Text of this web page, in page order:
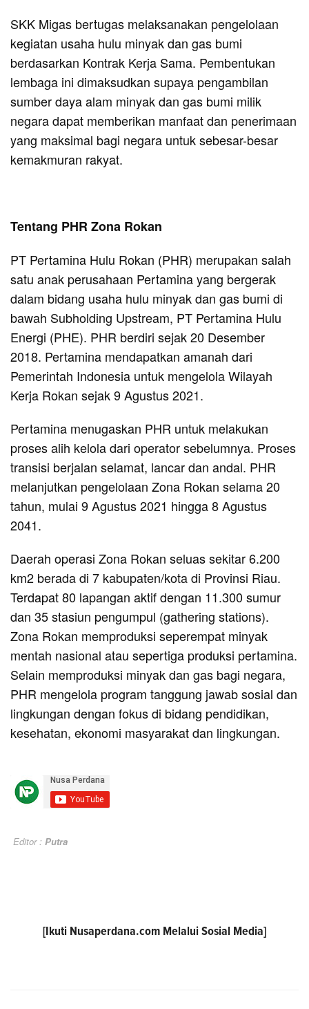
SKK Migas bertugas melaksanakan pengelolaan
kegiatan usaha hulu minyak dan gas bumi
berdasarkan Kontrak Kerja Sama. Pembentukan
lembaga ini dimaksudkan supaya pengambilan
sumber daya alam minyak dan gas bumi milik
negara dapat memberikan manfaat dan penerimaan
yang maksimal bagi negara untuk sebesar-besar
kemakmuran rakyat.
Tentang PHR Zona Rokan
PT Pertamina Hulu Rokan (PHR) merupakan salah
satu anak perusahaan Pertamina yang bergerak
dalam bidang usaha hulu minyak dan gas bumi di
bawah Subholding Upstream, PT Pertamina Hulu
Energi (PHE). PHR berdiri sejak 20 Desember
2018. Pertamina mendapatkan amanah dari
Pemerintah Indonesia untuk mengelola Wilayah
Kerja Rokan sejak 9 Agustus 2021.
Pertamina menugaskan PHR untuk melakukan
proses alih kelola dari operator sebelumnya. Proses
transisi berjalan selamat, lancar dan andal. PHR
melanjutkan pengelolaan Zona Rokan selama 20
tahun, mulai 9 Agustus 2021 hingga 8 Agustus
2041.
Daerah operasi Zona Rokan seluas sekitar 6.200
km2 berada di 7 kabupaten/kota di Provinsi Riau.
Terdapat 80 lapangan aktif dengan 11.300 sumur
dan 35 stasiun pengumpul (gathering stations).
Zona Rokan memproduksi seperempat minyak
mentah nasional atau sepertiga produksi pertamina.
Selain memproduksi minyak dan gas bagi negara,
PHR mengelola program tanggung jawab sosial dan
lingkungan dengan fokus di bidang pendidikan,
kesehatan, ekonomi masyarakat dan lingkungan.
Editor : Putra
[Ikuti Nusaperdana.com Melalui Sosial Media]